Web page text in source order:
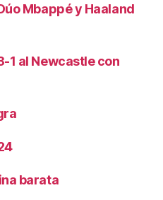
Mbappé y Haaland
1 al Newcastle con
barata